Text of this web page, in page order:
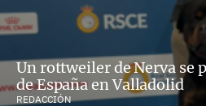
Un rottweiler de Nerva se
de España en Valladolid
REDACCIÓN